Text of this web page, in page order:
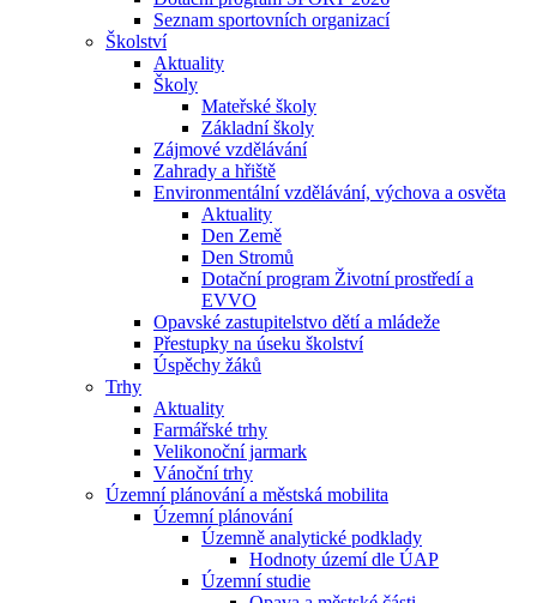
Seznam sportovních organizací
Školství
Aktuality
Školy
Mateřské školy
Základní školy
Zájmové vzdělávání
Zahrady a hřiště
Environmentální vzdělávání, výchova a osvěta
Aktuality
Den Země
Den Stromů
Dotační program Životní prostředí a
EVVO
Opavské zastupitelstvo dětí a mládeže
Přestupky na úseku školství
Úspěchy žáků
Trhy
Aktuality
Farmářské trhy
Velikonoční jarmark
Vánoční trhy
Územní plánování a městská mobilita
Územní plánování
Územně analytické podklady
Hodnoty území dle ÚAP
Územní studie